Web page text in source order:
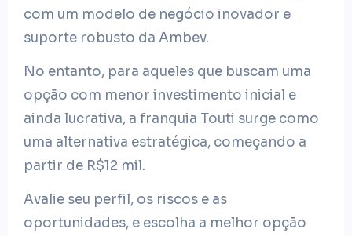
com um modelo de negócio inovador e
suporte robusto da Ambev.
No entanto, para aqueles que buscam uma
opção com menor investimento inicial e
ainda lucrativa, a franquia Touti surge como
uma alternativa estratégica, começando a
partir de R$12 mil.
Avalie seu perfil, os riscos e as
oportunidades, e escolha a melhor opção